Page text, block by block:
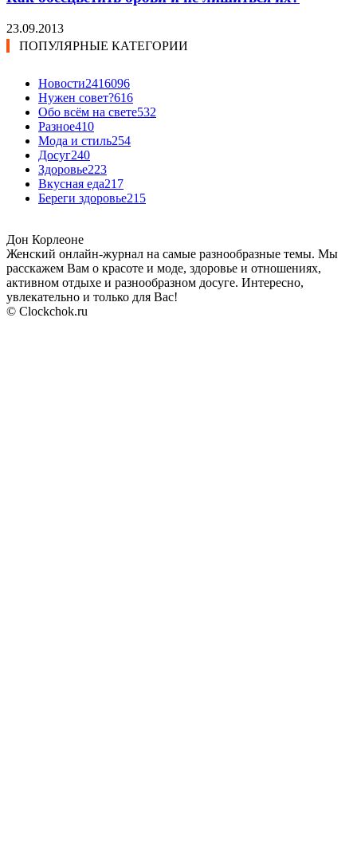
23.09.2013
ПОПУЛЯРНЫЕ КАТЕГОРИИ
Новости2416096
Нужен совет?616
Обо всём на свете532
Разное410
Мода и стиль254
Досуг240
Здоровье223
Вкусная еда217
Береги здоровье215
Дон Корлеоне
Женский онлайн-журнал на самые разнообразные темы. Мы
расскажем Вам о красоте и моде, здоровье и отношениях,
активном отдыхе и разнообразном досуге. Интересно,
увлекательно и только для Вас!
© Clockchok.ru